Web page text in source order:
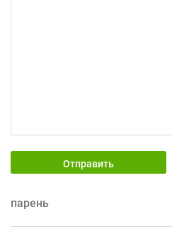
Отправить
парень